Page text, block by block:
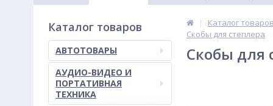
Каталог товаров
АВТОТОВАРЫ
АУДИО-ВИДЕО И
ПОРТАТИВНАЯ
ТЕХНИКА
| Каталог товаров
Скобы для степлера
Скобы для